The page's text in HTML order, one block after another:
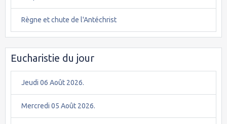
Règne et chute de l'Antéchrist
Eucharistie du jour
Jeudi 06 Août 2026.
Mercredi 05 Août 2026.